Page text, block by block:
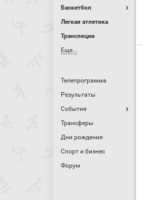
Баскетбол
Легкая атлетика
Трансляции
Еще...
Телепрограмма
Результаты
События
Трансферы
Дни рождения
Спорт и бизнес
Форум